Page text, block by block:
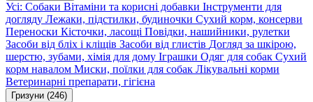
Усі: Собаки Вітаміни та корисні добавки Інструменти для
догляду Лежаки, підстилки, будиночки Сухий корм, консерви
Переноски Кісточки, ласощі Повідки, нашийники, рулетки
Засоби від бліх і кліщів Засоби від глистів Догляд за шкірою,
шерстю, зубами, хімія для дому Іграшки Одяг для собак Сухий
корм навалом Миски, поїлки для собак Лікувальні корми
Ветеринарні препарати, гігієна
Гризуни (246)